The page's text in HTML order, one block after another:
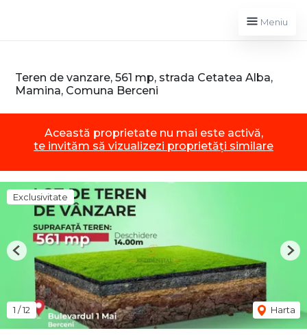
Meniu
Teren de vanzare, 561 mp, strada Cetatea Alba,
Mamina, Comuna Berceni
Această proprietate nu mai este activă,
te invităm să vizualizezi proprietăți similare
Exclusivitate
1 /12 Harta
Previous